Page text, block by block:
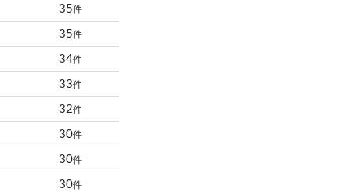
35件
35件
34件
33件
32件
30件
30件
30件